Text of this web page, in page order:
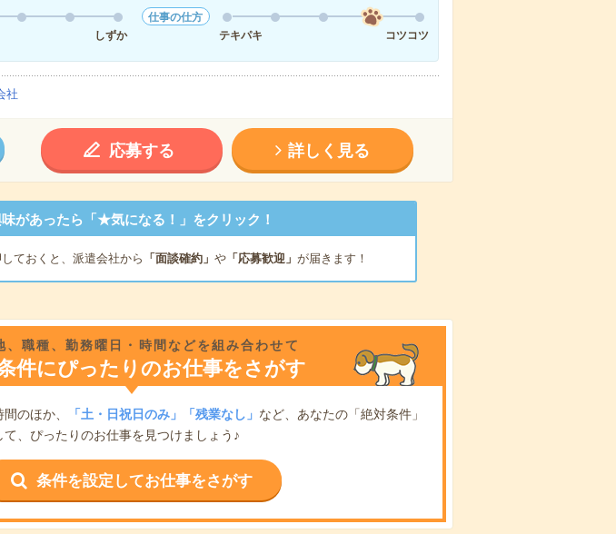
しずか
仕事の仕方
テキパキ
コツコツ
社
応募する 詳しく見る
があったら「★気になる！」をクリック！
しておくと、派遣会社から 「面談確約」 や「応募歓迎」 が届きます！
、職種、勤務曜日・時間などを組み合わせて
件にぴったりのお仕事をさがす
のほか、 「土・日祝日のみ」「残業なし」 など、あなたの「絶対条件」
、ぴったりのお仕事を見つけましょう♪
条件を設定してお仕事をさがす